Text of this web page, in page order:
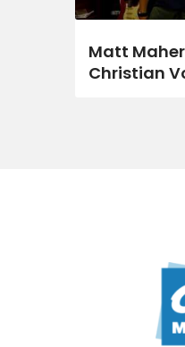
Matt
Christian